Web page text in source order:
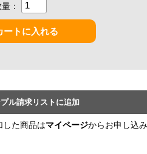
：
トに入れる
ル請求リストに追加
した商品はマイページからお申し込